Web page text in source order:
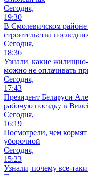
Сегодня,
19:30
В Смолевичском
строительства
Сегодня,
18:36
Узнали, какие
можно не оплачивать
Сегодня,
17:43
Президент Беларуси
рабочую поездку в
Сегодня,
16:19
Посмотрели, чем
уборочной
Сегодня,
15:23
Узнали, почему все-